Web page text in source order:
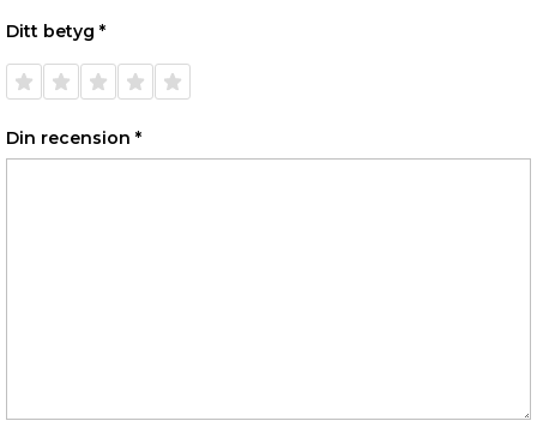
Ditt betyg *
1 av 5
stjärnor
2 av 5
stjärnor
3 av 5
stjärnor
4 av 5
stjärnor
5 av 5
stjärnor
Din recension *